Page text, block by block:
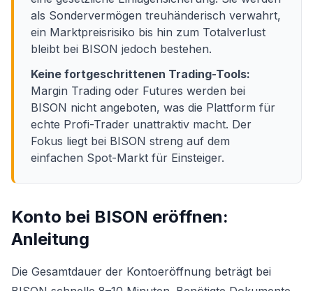
als Sondervermögen treuhänderisch verwahrt,
ein Marktpreisrisiko bis hin zum Totalverlust
bleibt bei BISON jedoch bestehen.
Keine fortgeschrittenen Trading-Tools:
Margin Trading oder Futures werden bei
BISON nicht angeboten, was die Plattform für
echte Profi-Trader unattraktiv macht. Der
Fokus liegt bei BISON streng auf dem
einfachen Spot-Markt für Einsteiger.
Konto bei BISON eröffnen:
Anleitung
Die Gesamtdauer der Kontoeröffnung beträgt bei